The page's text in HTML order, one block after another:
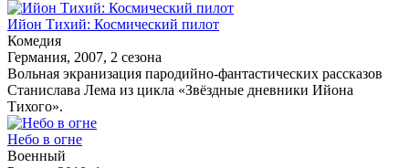
Ийон Тихий: Космический пилот
Комедия
Германия, 2007, 2 сезона
Вольная экранизация пародийно-фантастических рассказов
Станислава Лема из цикла «Звёздные дневники Ийона
Тихого».
Небо в огне
Военный